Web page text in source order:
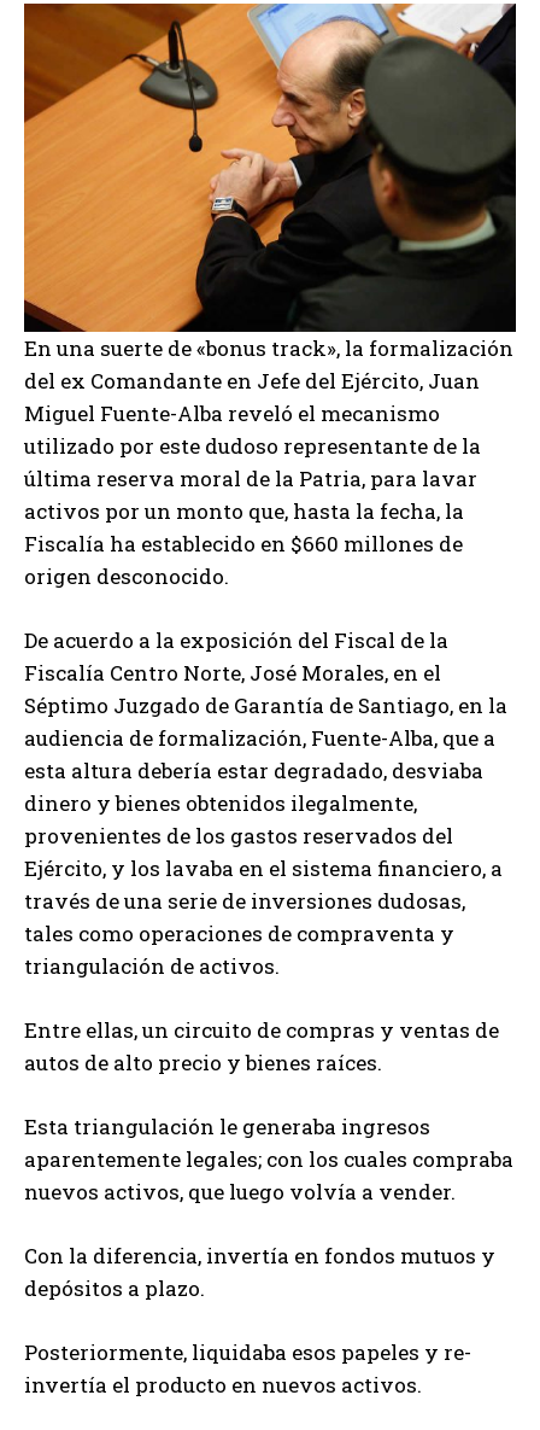
En una suerte de «bonus track», la formalización
del ex Comandante en Jefe del Ejército, Juan
Miguel Fuente-Alba reveló el mecanismo
utilizado por este dudoso representante de la
última reserva moral de la Patria, para lavar
activos por un monto que, hasta la fecha, la
Fiscalía ha establecido en $660 millones de
origen desconocido.
De acuerdo a la exposición del Fiscal de la
Fiscalía Centro Norte, José Morales, en el
Séptimo Juzgado de Garantía de Santiago, en la
audiencia de formalización, Fuente-Alba, que a
esta altura debería estar degradado, desviaba
dinero y bienes obtenidos ilegalmente,
provenientes de los gastos reservados del
Ejército, y los lavaba en el sistema financiero, a
través de una serie de inversiones dudosas,
tales como operaciones de compraventa y
triangulación de activos.
Entre ellas, un circuito de compras y ventas de
autos de alto precio y bienes raíces.
Esta triangulación le generaba ingresos
aparentemente legales; con los cuales compraba
nuevos activos, que luego volvía a vender.
Con la diferencia, invertía en fondos mutuos y
depósitos a plazo.
Posteriormente, liquidaba esos papeles y re-
invertía el producto en nuevos activos.